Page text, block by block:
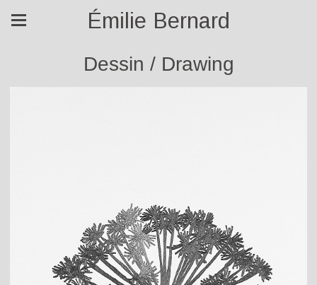
Émilie Bernard
Dessin / Drawing